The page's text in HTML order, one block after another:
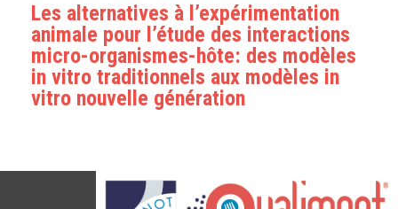
Les alternatives à l’expérimentation
animale pour l’étude des interactions
micro-organismes-hôte: des modèles
in vitro traditionnels aux modèles in
vitro nouvelle génération